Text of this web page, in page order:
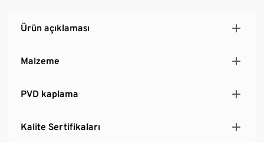
Ürün açıklaması
Malzeme
PVD kaplama
Kalite Sertifikaları